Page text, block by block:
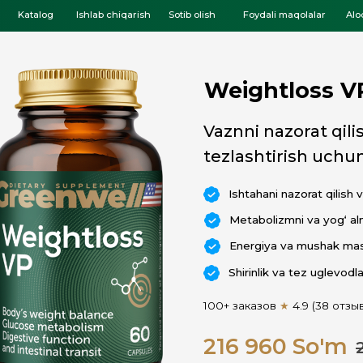
Ishlab chiqarish Sotib olish Foydali maqolalar Aloqa
Weightloss VP
tezlashtirish uchun komplek
100+ заказов★4.9 (38 отзывов)
Metabolizmni va yog‘ almashinuvini
Energiya va mushak massasini saqlab
Shirinlik va tez uglevodlarga bo‘lgan
255 000
216 960 So'm